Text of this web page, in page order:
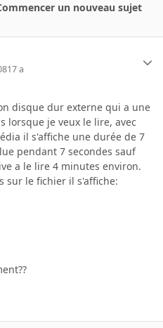
un nouveau sujet
17 a
disque dur externe qui a une
lorsque je veux le lire, avec
il s'affiche une durée de 7
pendant 7 secondes sauf
a le lire 4 minutes environ.
sur le fichier il s'affiche: